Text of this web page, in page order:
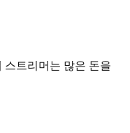
트리머는 많은 돈을